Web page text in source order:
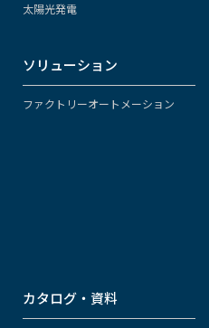
太陽光発電
ソリューション
ファクトリーオートメーション
カタログ・資料